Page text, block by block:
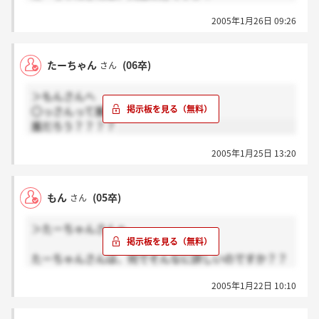
うわさだけで決め付けるのはどうかと思います。
2005年1月26日 09:26
たーちゃん さん (06卒)
＞もんさんへ
〇っさんって誰ですか？
誰だろう？？？？
2005年1月25日 13:20
もん さん (05卒)
＞たーちゃんさんへ
たーちゃんさんは、何でそんなに詳しいのですか？？
2005年1月22日 10:10